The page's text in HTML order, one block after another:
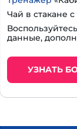
Чай в стакане
данные,
УЗНАТЬ